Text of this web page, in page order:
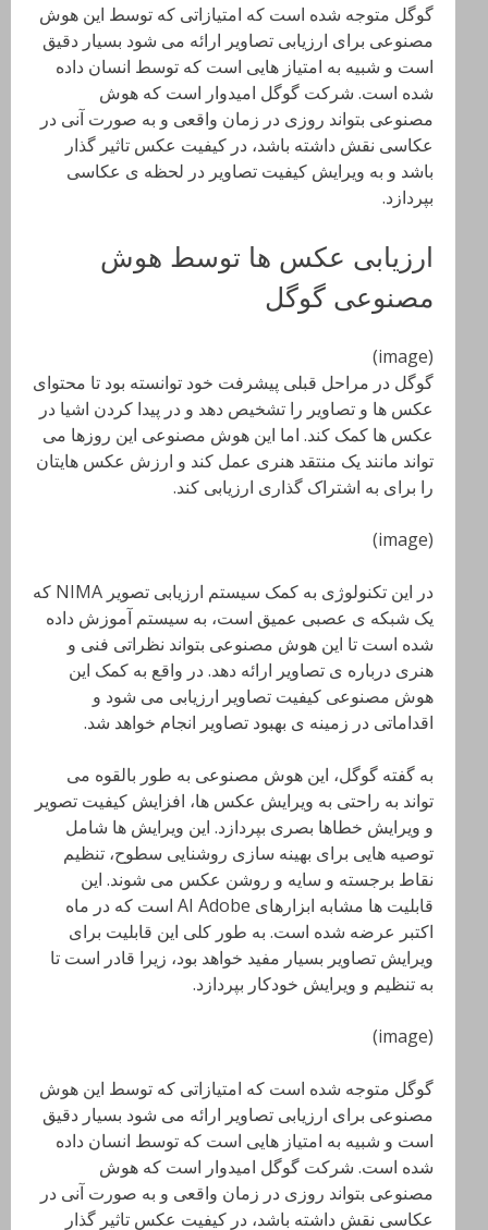
گوگل متوجه شده است که امتیازاتی که توسط این هوش
مصنوعی برای ارزیابی تصاویر ارائه می شود بسیار دقیق
است و شبیه به امتیاز هایی است که توسط انسان داده
شده است. شرکت گوگل امیدوار است که هوش
مصنوعی بتواند روزی در زمان واقعی و به صورت آنی در
عکاسی نقش داشته باشد، در کیفیت عکس تاثیر گذار
باشد و به ویرایش کیفیت تصاویر در لحظه ی عکاسی
بپردازد.
ارزیابی عکس ها توسط هوش
مصنوعی گوگل
(image)
گوگل در مراحل قبلی پیشرفت خود توانسته بود تا محتوای
عکس ها و تصاویر را تشخیص دهد و در پیدا کردن اشیا در
عکس ها کمک کند. اما این هوش مصنوعی این روزها می
تواند مانند یک منتقد هنری عمل کند و ارزش عکس هایتان
را برای به اشتراک گذاری ارزیابی کند.
(image)
در این تکنولوژی به کمک سیستم ارزیابی تصویر NIMA که
یک شبکه ی عصبی عمیق است، به سیستم آموزش داده
شده است تا این هوش مصنوعی بتواند نظراتی فنی و
هنری درباره ی تصاویر ارائه دهد. در واقع به کمک این
هوش مصنوعی کیفیت تصاویر ارزیابی می شود و
اقداماتی در زمینه ی بهبود تصاویر انجام خواهد شد.
به گفته گوگل، این هوش مصنوعی به طور بالقوه می
تواند به راحتی به ویرایش عکس ها، افزایش کیفیت تصویر
و ویرایش خطاها بصری بپردازد. این ویرایش ها شامل
توصیه هایی برای بهینه سازی روشنایی سطوح، تنظیم
نقاط برجسته و سایه و روشن عکس می شوند. این
قابلیت ها مشابه ابزارهای AI Adobe است که در ماه
اکتبر عرضه شده است. به طور کلی این قابلیت برای
ویرایش تصاویر بسیار مفید خواهد بود، زیرا قادر است تا
به تنظیم و ویرایش خودکار بپردازد.
(image)
گوگل متوجه شده است که امتیازاتی که توسط این هوش
مصنوعی برای ارزیابی تصاویر ارائه می شود بسیار دقیق
است و شبیه به امتیاز هایی است که توسط انسان داده
شده است. شرکت گوگل امیدوار است که هوش
مصنوعی بتواند روزی در زمان واقعی و به صورت آنی در
عکاسی نقش داشته باشد، در کیفیت عکس تاثیر گذار